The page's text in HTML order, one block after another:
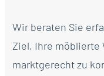
Wir beraten Sie
Ziel, Ihre möblierte
marktgerecht zu